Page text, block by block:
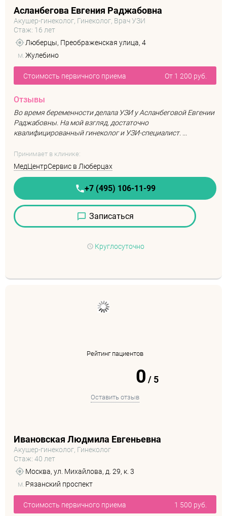
Асланбегова Евгения Раджабовна
Акушер-гинеколог, Гинеколог, Врач УЗИ
Стаж: 16 лет
Люберцы, Преображенская улица, 4
м. Жулебино
Стоимость первичного приема От 1 200 руб.
Отзывы
Во время беременности делала УЗИ у Асланбеговой Евгении
Раджабовны. На мой взгляд, достаточно
квалифицированный гинеколог и УЗИ-специалист. ...
Принимает в клинике:
МедЦентрСервис в Люберцах
+7 (495) 106-11-99
Записаться
Круглосуточно
Рейтинг пациентов
0 /5
Оставить отзыв
Ивановская Людмила Евгеньевна
Акушер-гинеколог, Гинеколог
Стаж: 40 лет
Москва, ул. Михайлова, д. 29, к. 3
м. Рязанский проспект
Стоимость первичного приема 1 500 руб.